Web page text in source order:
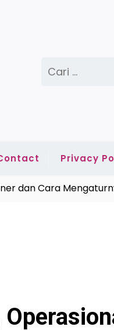
untuk:
Privacy
Cara Mengaturnya |